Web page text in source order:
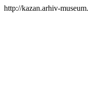
http://kazan.arhiv-